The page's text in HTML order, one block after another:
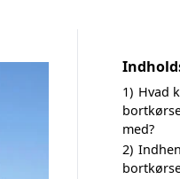
1) Hvad
med?
2)